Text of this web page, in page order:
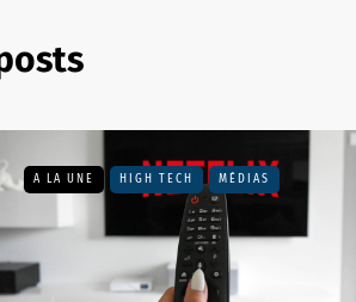
A LA UNE HIGH TECH MÉDIAS